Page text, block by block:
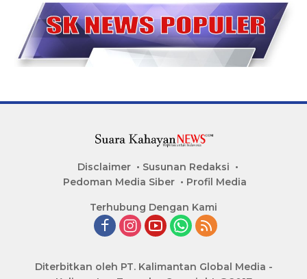
Disclaimer
Susunan Redaksi
Pedoman Media Siber
Profil Media
Terhubung Dengan Kami
Diterbitkan oleh PT. Kalimantan Global Media -